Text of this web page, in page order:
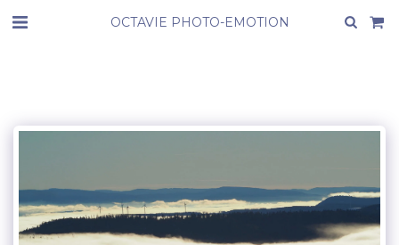
OCTAVIE PHOTO-EMOTION